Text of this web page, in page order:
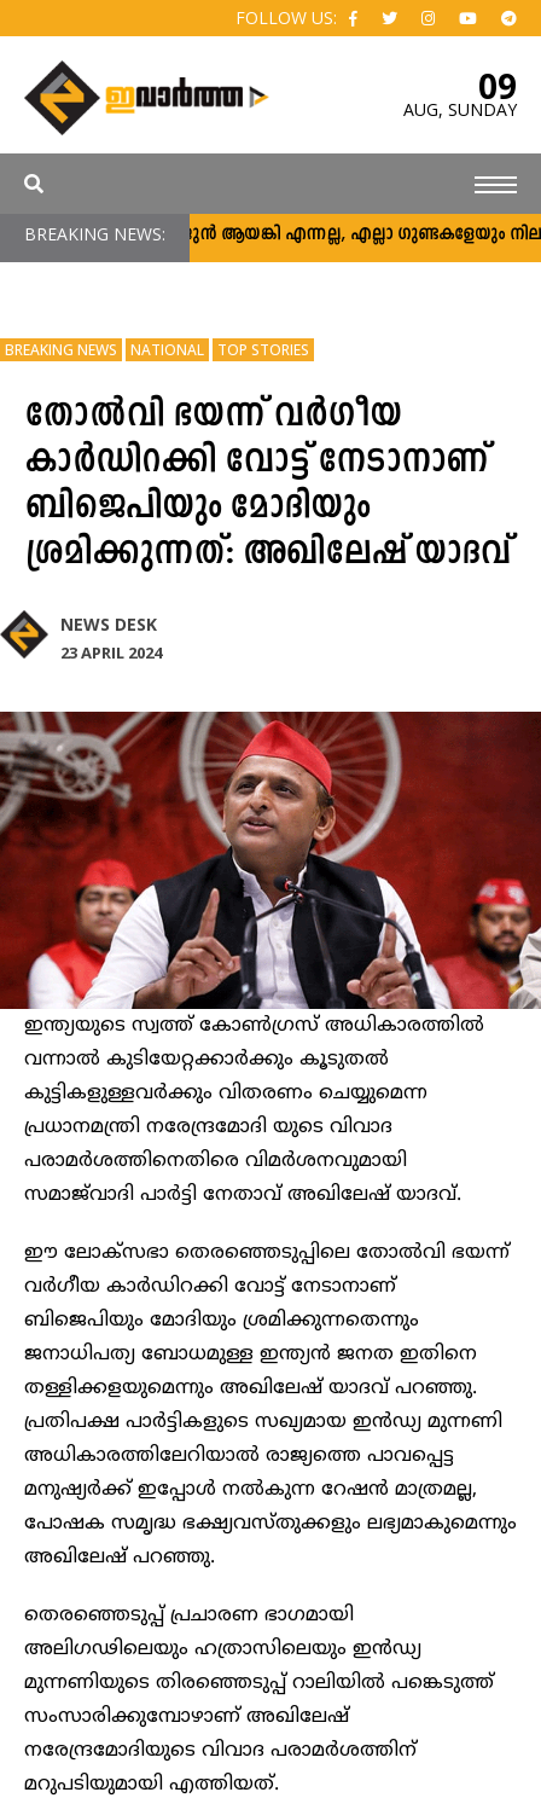
FOLLOW US:
09
AUG, SUNDAY
BREAKING NEWS:അര്‍ജുന്‍ ആയങ്കി എന്നല്ല, എല്ലാ ഗുണ്ടകളേയും നിലയ്ക്ക്
BREAKING NEWS NATIONAL TOP STORIES
തോൽവി ഭയന്ന് വർഗീയ
കാർഡിറക്കി വോട്ട് നേടാനാണ്
ബിജെപിയും മോദിയും
ശ്രമിക്കുന്നത്: അഖിലേഷ് യാദവ്
NEWS DESK
23 APRIL 2024
ഇന്ത്യയുടെ സ്വത്ത് കോൺഗ്രസ് അധികാരത്തിൽ
വന്നാൽ കുടിയേറ്റക്കാർക്കും കൂടുതൽ
കുട്ടികളുള്ളവർക്കും വിതരണം ചെയ്യുമെന്ന
പ്രധാനമന്ത്രി നരേന്ദ്രമോദി യുടെ വിവാദ
പരാമർശത്തിനെതിരെ വിമർശനവുമായി
സമാജ്‌വാദി പാര്‍ട്ടി നേതാവ് അഖിലേഷ് യാദവ്.
ഈ ലോക്സഭാ തെരഞ്ഞെടുപ്പിലെ തോൽവി ഭയന്ന്
വർഗീയ കാർഡിറക്കി വോട്ട് നേടാനാണ്
ബിജെപിയും മോദിയും ശ്രമിക്കുന്നതെന്നും
ജനാധിപത്യ ബോധമുള്ള ഇന്ത്യൻ ജനത ഇതിനെ
തള്ളിക്കളയുമെന്നും അഖിലേഷ് യാദവ് പറഞ്ഞു.
പ്രതിപക്ഷ പാർട്ടികളുടെ സഖ്യമായ ഇൻഡ്യ മുന്നണി
അധികാരത്തിലേറിയാൽ രാജ്യത്തെ പാവപ്പെട്ട
മനുഷ്യർക്ക് ഇപ്പോൾ നൽകുന്ന റേഷൻ മാത്രമല്ല,
പോഷക സമൃദ്ധ ഭക്ഷ്യവസ്തുക്കളും ലഭ്യമാകുമെന്നും
അഖിലേഷ് പറഞ്ഞു.
തെരഞ്ഞെടുപ്പ് പ്രചാരണ ഭാഗമായി
അലിഗഢിലെയും ഹത്രാസിലെയും ഇൻഡ്യ
മുന്നണിയുടെ തിരഞ്ഞെടുപ്പ് റാലിയിൽ പങ്കെടുത്ത്
സംസാരിക്കുമ്പോഴാണ് അഖിലേഷ്
നരേന്ദ്രമോദിയുടെ വിവാദ പരാമർശത്തിന്
മറുപടിയുമായി എത്തിയത്.